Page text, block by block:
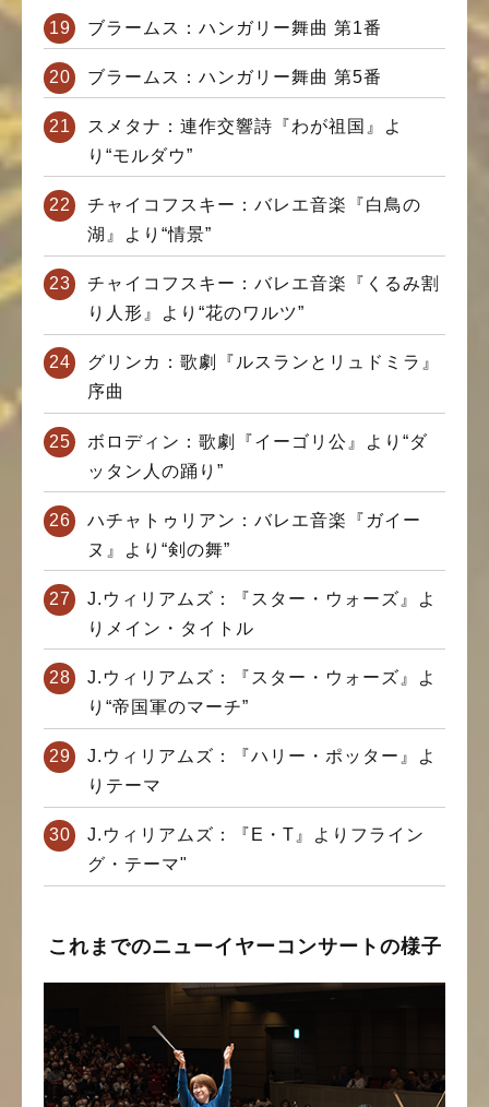
ブラームス：ハンガリー舞曲 第1番
ブラームス：ハンガリー舞曲 第5番
スメタナ：連作交響詩『わが祖国』よ
り“モルダウ”
チャイコフスキー：バレエ音楽『白鳥の
湖』より“情景”
チャイコフスキー：バレエ音楽『くるみ割
り人形』より“花のワルツ”
グリンカ：歌劇『ルスランとリュドミラ』
序曲
ボロディン：歌劇『イーゴリ公』より“ダ
ッタン人の踊り”
ハチャトゥリアン：バレエ音楽『ガイー
ヌ』より“剣の舞”
J.ウィリアムズ：『スター・ウォーズ』よ
りメイン・タイトル
J.ウィリアムズ：『スター・ウォーズ』よ
り“帝国軍のマーチ”
J.ウィリアムズ：『ハリー・ポッター』よ
りテーマ
J.ウィリアムズ：『E・T』よりフライン
グ・テーマ"
これまでのニューイヤーコンサートの様子